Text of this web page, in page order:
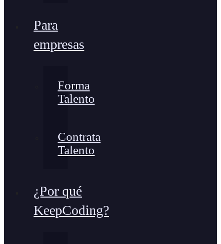
Para
empresas
Forma
Talento
Contrata
Talento
¿Por qué
KeepCoding?